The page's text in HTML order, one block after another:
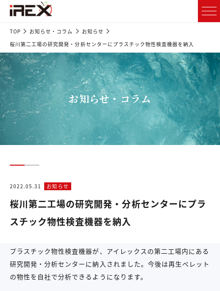
TOP お知らせ・コラム
お知らせ
桜川第二工場の研究開発・分析センターにプラスチック物性検査機器を納入
お知らせ・コラム
2022.05.31 お知らせ
桜川第二工場の研究開発・分析センターにプラ
スチック物性検査機器を納入
プラスチック物性検査機器が、アイレックスの第二工場内にある
研究開発・分析センターに納入されました。今後は再生ペレット
の物性を自社で分析できるようになります。